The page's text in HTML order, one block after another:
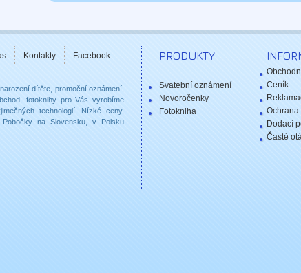
Kontakty Facebook
dítěte, promoční oznámení,
fotoknihy pro Vás vyrobíme
technologií. Nízké ceny,
na Slovensku, v Polsku
PRODUKTY
Svatební oznámení
Novoročenky
Fotokniha
Ceník
Ochrana
Dodací
Časté